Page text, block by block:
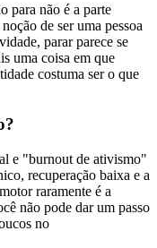
para não é a parte
de ser uma pessoa
parar parece se
uma coisa em que
costuma ser o que
e "burnout de ativismo"
recuperação baixa e a
raramente é a
não pode dar um passo
no